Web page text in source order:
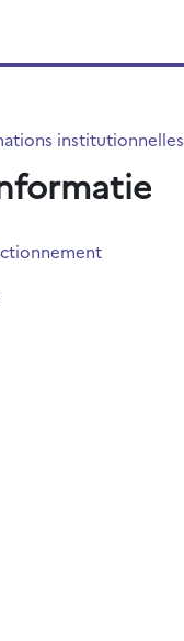
institutionnelles